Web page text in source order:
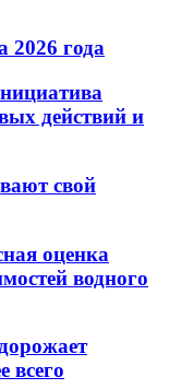
2026 года
действий и
свой
оценка
водного
всего